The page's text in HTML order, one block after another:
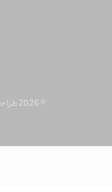
© 2026 طراحی شده توسط تیم طراحی سایت